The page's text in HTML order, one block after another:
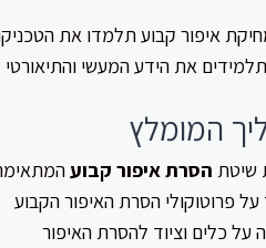
איפור קבוע תלמדו את
את הידע המעשי והתיאורטי
המומלץ
שיטת הסרת איפור קבועהמתאימה
על פרוטוקולי הסרת האיפור הקבוע
על כלים וציוד להסרת האיפור